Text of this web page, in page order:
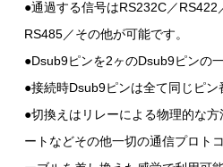
●通過する信号はRS232C／RS422
RS485／その他が可能です。
●Dsub9ピンを2ヶのDsub9ピンの
●接続時Dsub9ピンは全て同じピン
●切換えはリレーによる物理的な
ートなどその他一切の通信プロト